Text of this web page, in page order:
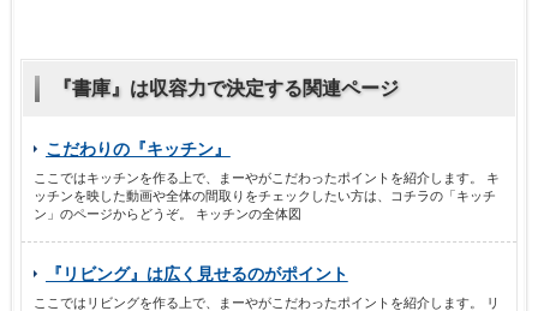
『書庫』は収容力で決定する関連ページ
こだわりの『キッチン』
ここではキッチンを作る上で、まーやがこだわったポイントを紹介します。 キ
ッチンを映した動画や全体の間取りをチェックしたい方は、コチラの「キッチ
ン」のページからどうぞ。 キッチンの全体図
『リビング』は広く見せるのがポイント
ここではリビングを作る上で、まーやがこだわったポイントを紹介します。 リ